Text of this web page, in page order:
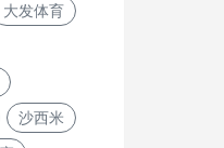
大发体育
沙西米